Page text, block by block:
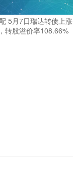
5月7日瑞达转债上涨
转股溢价率108.66%